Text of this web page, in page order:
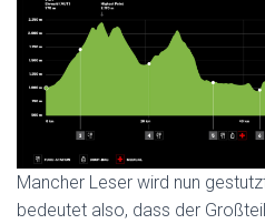
Mancher Leser wird nun
bedeutet also, dass der